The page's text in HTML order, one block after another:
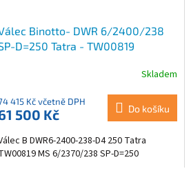
Binotto- DWR 6/2400/238
D=250 Tatra - TW00819
Skladem
415 Kč včetně DPH
500 Kč Do košíku
B DWR6-2400-238-D4 250 Tatra
MS 6/2370/238 SP-D=250